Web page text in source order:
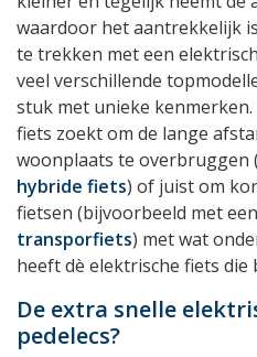
waardoor het aantrekkelijk
te trekken met een
veel verschillende
stuk met unieke
fiets zoekt om de lange
woonplaats te overbruggen
hybride fiets) of juist om
fietsen (bijvoorbeeld met een
transporfiets) met wat
heeft dè elektrische fiets die
De extra snelle
pedelecs?